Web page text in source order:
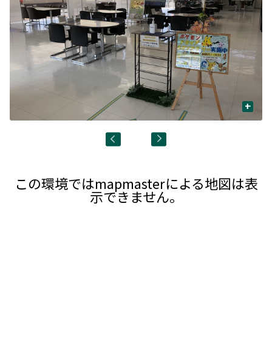
+
この環境ではmapmasterによる地図は表
示できません。